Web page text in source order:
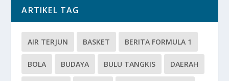
ARTIKEL TAG
AIR TERJUN BASKET BERITA FORMULA 1
BOLA BUDAYA BULU TANGKIS DAERAH